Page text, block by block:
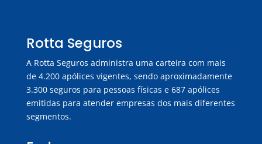
Rotta Seguros
A Rotta Seguros administra uma carteira com mais
de 4.200 apólices vigentes, sendo aproximadamente
3.300 seguros para pessoas físicas e 687 apólices
emitidas para atender empresas dos mais diferentes
segmentos.